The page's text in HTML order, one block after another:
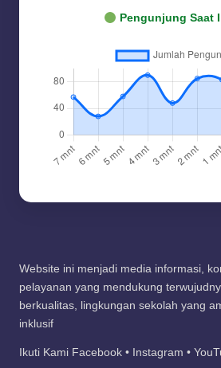
Pengunjung Saat
Website ini menjadi media informasi,
pelayanan yang mendukung
berkualitas, lingkungan sekolah yang
inklusif
Ikuti Kami Facebook • Instagram •